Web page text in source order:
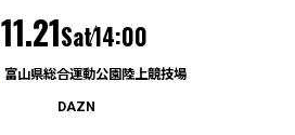
11.21
（土）
Sat14:00
富山県総合運動公園陸上競技場
DAZN